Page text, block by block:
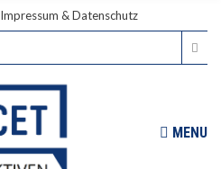
Impressum & Datenschutz
MENU